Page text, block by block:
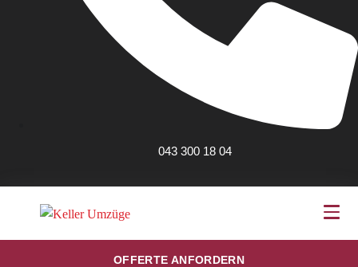
043 300 18 04
OFFERTE ANFORDERN